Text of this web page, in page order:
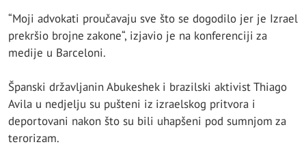
“Moji advokati proučavaju sve što se dogodilo jer je Izrael
prekršio brojne zakone“, izjavio je na konferenciji za
medije u Barceloni.
Španski državljanin Abukeshek i brazilski aktivist Thiago
Avila u nedjelju su pušteni iz izraelskog pritvora i
deportovani nakon što su bili uhapšeni pod sumnjom za
terorizam.